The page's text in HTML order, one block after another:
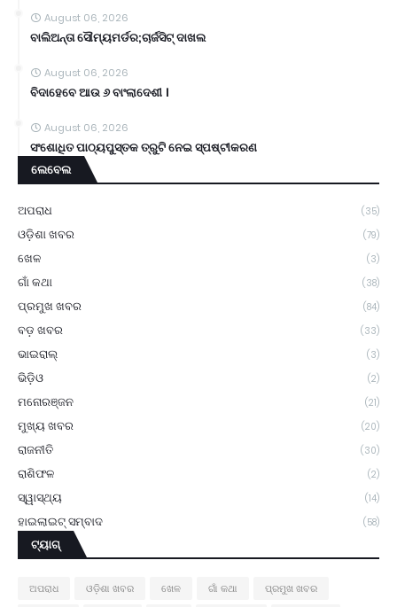
August 06, 2026
ବାଲିଅନ୍ତା ସୌମ୍ୟମର୍ଡର;ଚାର୍ଜସିଟ୍ ଦାଖଲ
August 06, 2026
ବିଦାହେବେ ଆଉ ୬ ବାଂଲାଦେଶୀ ।
August 06, 2026
ସଂଶୋଧିତ ପାଠ୍ୟପୁସ୍ତକ ତ୍ରୁଟି ନେଇ ସ୍ପଷ୍ଟୀକରଣ
ଲେବେଲ
ଅପରାଧ (35)
ଓଡ଼ିଶା ଖବର (79)
ଖେଳ (3)
ଗାଁ କଥା (38)
ପ୍ରମୁଖ ଖବର (84)
ବଡ଼ ଖବର (33)
ଭାଇରାଲ୍ (3)
ଭିଡ଼ିଓ (2)
ମନୋରଞ୍ଜନ (21)
ମୁଖ୍ୟ ଖବର (20)
ରାଜନୀତି (30)
ରାଶିଫଳ (2)
ସ୍ୱାସ୍ଥ୍ୟ (14)
ହାଇଲାଇଟ୍ ସମ୍ବାଦ (58)
ଟ୍ୟାଗ୍
ଅପରାଧ ଓଡ଼ିଶା ଖବର ଖେଳ ଗାଁ କଥା
ପ୍ରମୁଖ ଖବର